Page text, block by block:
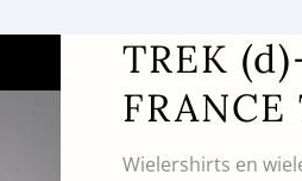
TREK
Wielershirts en